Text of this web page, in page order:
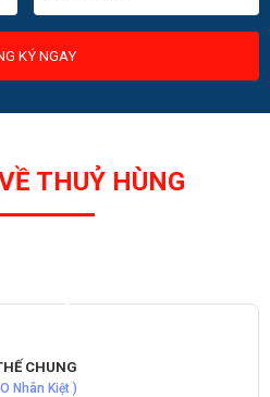
KÝ NGAY
THUỶ HÙNG
CHUNG
Nhân Kiệt )